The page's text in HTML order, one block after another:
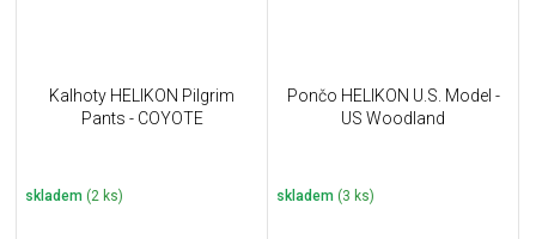
Kalhoty HELIKON Pilgrim
Pants - COYOTE
skladem (2 ks)
Pončo HELIKON U.S. Model -
US Woodland
skladem (3 ks)